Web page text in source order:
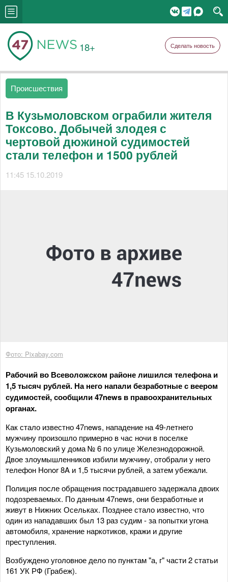
18+ Сделать новость
Происшествия
В Кузьмоловском ограбили жителя
Токсово. Добычей злодея с
чертовой дюжиной судимостей
стали телефон и 1500 рублей
11:45 15.10.2019
Фото: Pixabay.com
Рабочий во Всеволожском районе лишился телефона и
1,5 тысяч рублей. На него напали безработные с веером
судимостей, сообщили 47news в правоохранительных
органах.
Как стало известно 47news, нападение на 49-летнего
мужчину произошло примерно в час ночи в поселке
Кузьмоловский у дома № 6 по улице Железнодорожной.
Двое злоумышленников избили мужчину, отобрали у него
телефон Honor 8A и 1,5 тысячи рублей, а затем убежали.
Полиция после обращения пострадавшего задержала двоих
подозреваемых. По данным 47news, они безработные и
живут в Нижних Осельках. Позднее стало известно, что
один из нападавших был 13 раз судим - за попытки угона
автомобиля, хранение наркотиков, кражи и другие
преступления.
Возбуждено уголовное дело по пунктам "а, г" части 2 статьи
161 УК РФ (Грабеж).